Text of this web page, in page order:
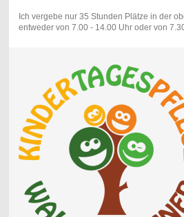
Ich vergebe nur 35 Stunden Plätze in der
entweder von 7.00 - 14.00 Uhr oder von